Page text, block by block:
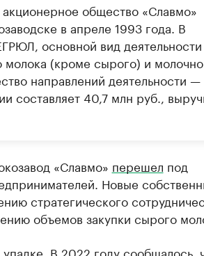
общество «Славмо»
в апреле 1993 года. В
основной вид деятельности
(кроме сырого) и
направлений деятельности
составляет 40,7 млн руб.,
«Славмо» перешел под
Новые
стратегического
объемов закупки сырого
В 2022 годусообщалось,